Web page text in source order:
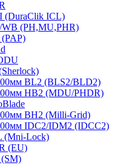
(DuraClik ICL)
(PH,MU,PHR)
BL2 (BLS2/BLD2)
HB2 (MDU/PHDR)
BH2 (Milli-Grid)
IDC2/IDM2 (IDCC2)
(Mni-Lock)
(EU)